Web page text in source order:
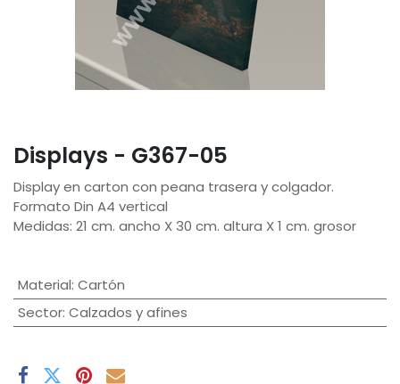
Displays - G367-05
Display en carton con peana trasera y colgador.
Formato Din A4 vertical
Medidas: 21 cm. ancho X 30 cm. altura X 1 cm. grosor
Material: Cartón
Sector: Calzados y afines